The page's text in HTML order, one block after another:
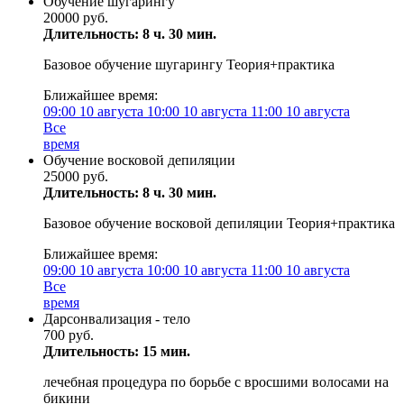
20000 руб.
Длительность: 8 ч. 30 мин.
Базовое обучение шугарингу Теория+практика
Ближайшее время:
09:00 10 августа 10:00 10 августа 11:00 10 августа
Все
время
Обучение восковой депиляции
25000 руб.
Длительность: 8 ч. 30 мин.
Базовое обучение восковой депиляции Теория+практика
Ближайшее время:
09:00 10 августа 10:00 10 августа 11:00 10 августа
Все
время
Дарсонвализация - тело
700 руб.
Длительность: 15 мин.
лечебная процедура по борьбе с вросшими волосами на
бикини